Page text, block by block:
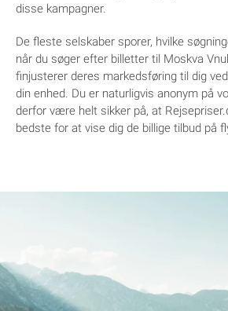
disse kampagner.
De fleste selskaber sporer, hvilke
når du søger efter billetter til Moskva
finjusterer deres markedsføring til dig
din enhed. Du er naturligvis anonym på
derfor være helt sikker på, at
bedste for at vise dig de billige tilbud på